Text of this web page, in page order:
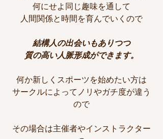
何にせよ同じ趣味を通して
人間関係と時間を育んでいくので
結構人の出会いもありつつ
質の高い人脈形成ができます。
何か新しくスポーツを始めたい方は
サークルによってノリやガチ度が違う
ので
その場合は主催者やインストラクター